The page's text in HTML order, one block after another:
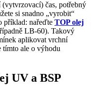
(vytvrzovací) čas, potřebný
si snadno „vyrobit“
příklad: nařeďte TOP olej
LB-60). Takový
aplikovat vrchní
tímto ale o výhodu
UV a BSP